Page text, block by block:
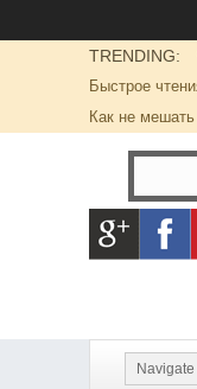
TRENDING:
Быстрое
Как не